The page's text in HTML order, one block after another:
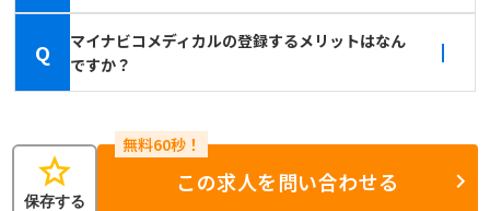
Q
マイナビコメディカルの登録するメリットはなん
ですか？
star
保存する
この求人を問い合わせる